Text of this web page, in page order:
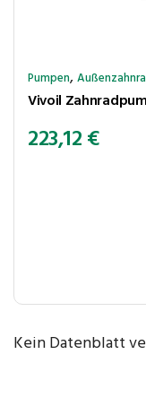
Pumpen,
223,12€
Kein Datenblatt